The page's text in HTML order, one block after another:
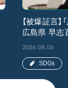
【被爆証言
広島県 早志
2026.08.06
SDGs